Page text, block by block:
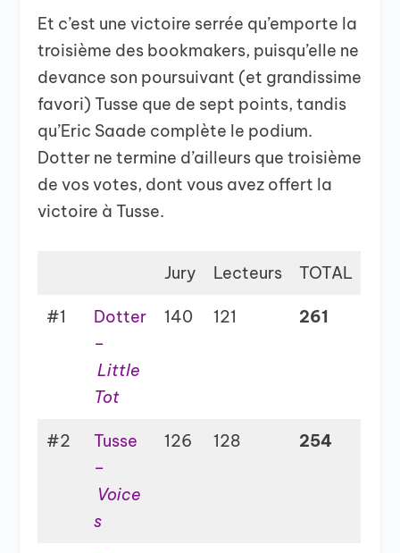
Et c’est une victoire serrée qu’emporte la
troisième des bookmakers, puisqu’elle ne
devance son poursuivant (et grandissime
favori) Tusse que de sept points, tandis
qu’Eric Saade complète le podium.
Dotter ne termine d’ailleurs que troisième
de vos votes, dont vous avez offert la
victoire à Tusse.
Jury Lecteurs TOTAL
#1
Dotter
–
Little
Tot
140 121 261
#2
Tusse
–
Voice
s
126 128 254